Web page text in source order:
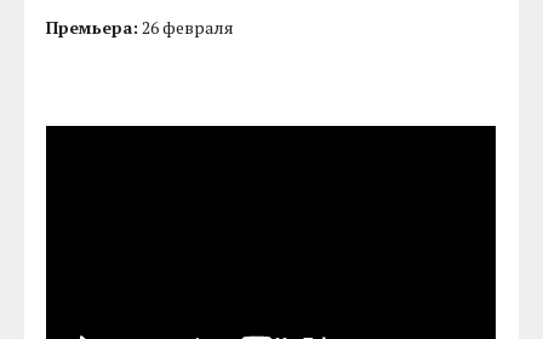
Премьера: 26 февраля